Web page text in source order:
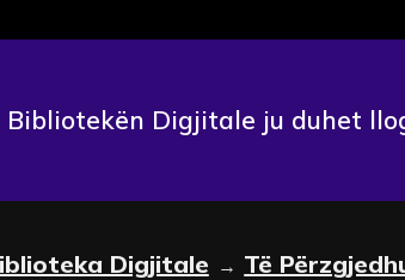
Bibliotekën Digjitale ju duhet
Digjitale → Të